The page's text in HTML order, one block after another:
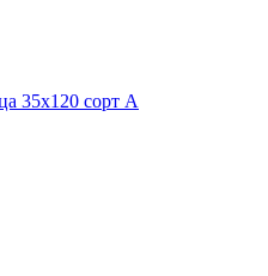
35х120 сорт А